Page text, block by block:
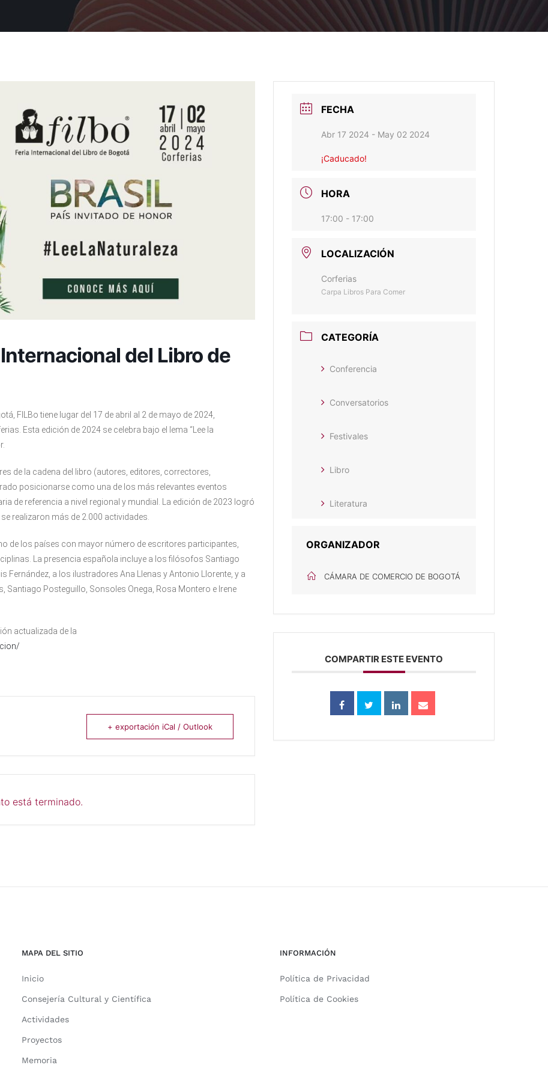
del Libro de
FILBo tiene lugar del 17 de abril al 2 de mayo de 2024,
Esta edición de 2024 se celebra bajo el lema “Lee la
de la cadena del libro (autores, editores, correctores,
posicionarse como una de los más relevantes eventos
de referencia a nivel regional y mundial. La edición de 2023 logró
realizaron más de 2.000 actividades.
de los países con mayor número de escritores participantes,
La presencia española incluye a los filósofos Santiago
Fernández, a los ilustradores Ana Llenas y Antonio Llorente, y a
Santiago Posteguillo, Sonsoles Onega, Rosa Montero e Irene
actualizada de la
+ exportación iCal / Outlook
está terminado.
FECHA
Abr 17 2024 - May 02 2024
¡Caducado!
HORA
17:00 - 17:00
LOCALIZACIÓN
Corferias
Carpa Libros Para Comer
CATEGORÍA
Conferencia
Conversatorios
Festivales
Libro
Literatura
ORGANIZADOR
CÁMARA DE COMERCIO DE BOGOTÁ
COMPARTIR ESTE EVENTO
MAPA DEL SITIO
Inicio
Consejería Cultural y Científica
Actividades
Proyectos
Memoria
INFORMACIÓN
Política de Privacidad
Política de Cookies